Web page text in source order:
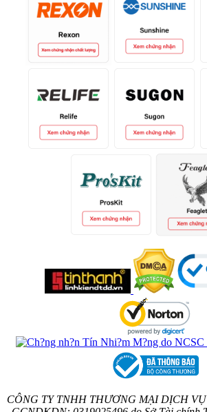
CÔNG TY TNHH THƯƠNG MẠI DỊCH